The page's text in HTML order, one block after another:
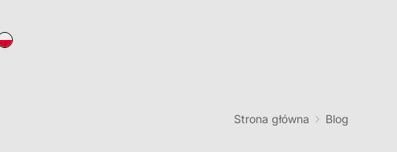
Strona główna Blog